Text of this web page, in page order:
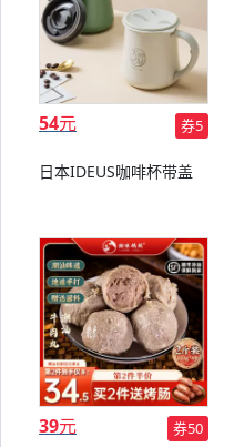
54元 券5
日本IDEUS咖啡杯带盖
39元 券50